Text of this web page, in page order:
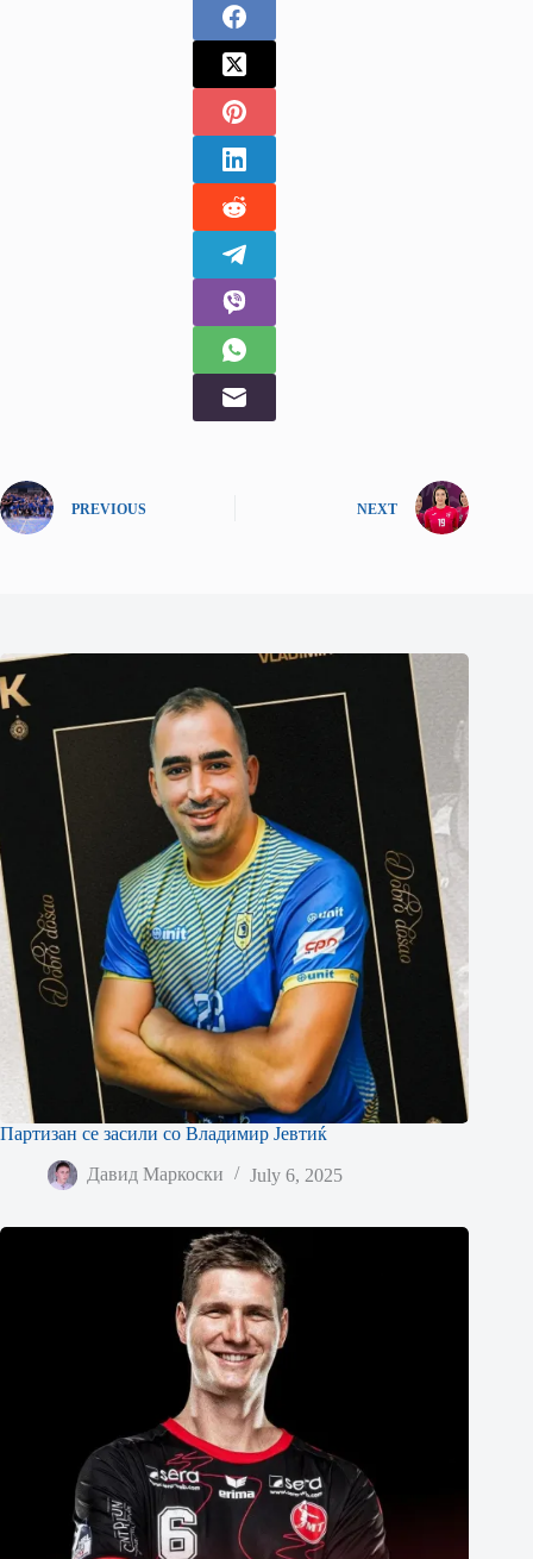
PREVIOUS NEXT
Партизан се засили со Владимир Јевтиќ
Давид Маркоски July 6, 2025